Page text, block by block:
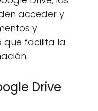
acceder y
y
que facilita la
Drive